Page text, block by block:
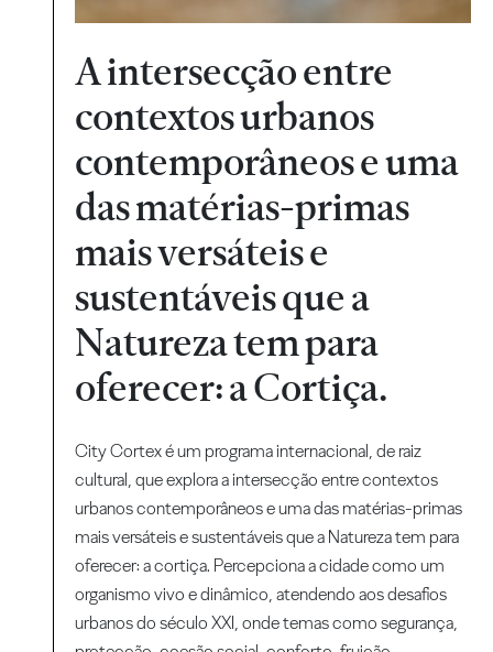
A intersecção entre
contextos urbanos
contemporâneos e uma
das matérias-primas
mais versáteis e
sustentáveis que a
Natureza tem para
oferecer: a Cortiça.
City Cortex é um programa internacional, de raiz
cultural, que explora a intersecção entre contextos
urbanos contemporâneos e uma das matérias-primas
mais versáteis e sustentáveis que a Natureza tem para
oferecer: a cortiça. Percepciona a cidade como um
organismo vivo e dinâmico, atendendo aos desafios
urbanos do século XXI, onde temas como segurança,